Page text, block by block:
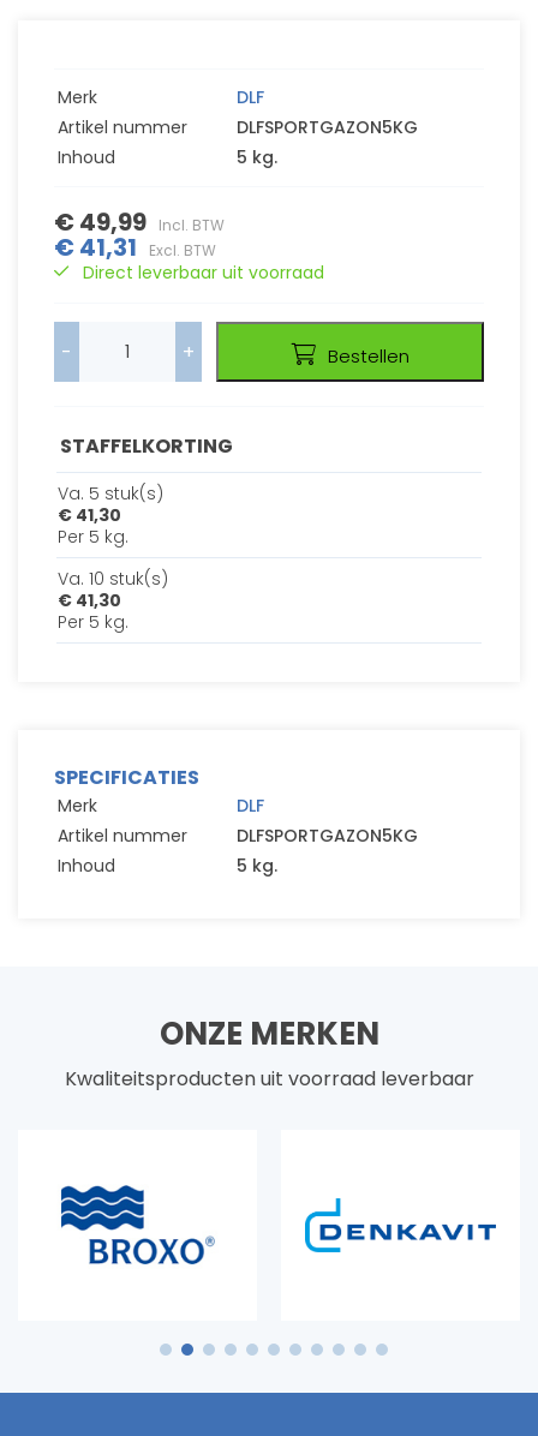
Merk
DLF
Artikel nummer
DLFSPORTGAZON5KG
Inhoud
5 kg.
€ 49,99 Incl. BTW
€ 41,31 Excl. BTW
Direct leverbaar uit voorraad
- + Bestellen
STAFFELKORTING
Va. 5 stuk(s)
€ 41,30
Per 5 kg.
Va. 10 stuk(s)
€ 41,30
Per 5 kg.
SPECIFICATIES
Merk
DLF
Artikel nummer
DLFSPORTGAZON5KG
Inhoud
5 kg.
ONZE MERKEN
Kwaliteitsproducten uit voorraad leverbaar
1 2 3 4 5 6 7 8 9 10 11